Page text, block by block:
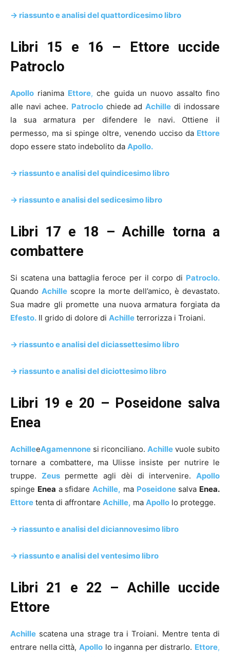
-> riassunto e analisi del quattordicesimo libro
Libri 15 e 16 – Ettore uccide
Patroclo
Apollo rianima Ettore, che guida un nuovo assalto fino
alle navi achee. Patroclo chiede adAchille di indossare
la sua armatura per difendere le navi. Ottiene il
permesso, ma si spinge oltre, venendo ucciso da Ettore
dopo essere stato indebolito da Apollo.
-> riassunto e analisi del quindicesimo libro
-> riassunto e analisi del sedicesimo libro
Libri 17 e 18 – Achille torna a
combattere
Si scatena una battaglia feroce per il corpo di Patroclo.
QuandoAchille scopre la morte dell’amico, è devastato.
Sua madre gli promette una nuova armatura forgiata da
Efesto. Il grido di dolore di Achille terrorizza i Troiani.
-> riassunto e analisi del diciassettesimo libro
-> riassunto e analisi del diciottesimo libro
Libri 19 e 20 – Poseidone salva
Enea
AchilleeAgamennone si riconciliano. Achille vuole subito
tornare a combattere, ma Ulisse insiste per nutrire le
truppe. Zeuspermette agli dèi di intervenire.Apollo
spinge Enea a sfidare Achille, ma Poseidone salva Enea.
Ettore tenta di affrontare Achille, ma Apollo lo protegge.
-> riassunto e analisi del diciannovesimo libro
-> riassunto e analisi del ventesimo libro
Libri 21 e 22 – Achille uccide
Ettore
Achille scatena una strage tra i Troiani. Mentre tenta di
entrare nella città, Apollolo inganna per distrarlo. Ettore,